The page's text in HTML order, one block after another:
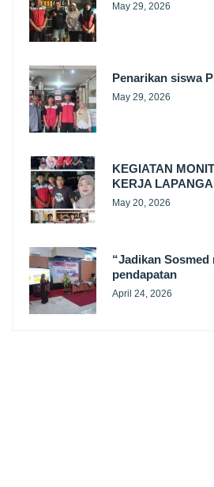
May 29, 2026
Penarikan siswa
May 29, 2026
KEGIATAN
KERJA
May 20, 2026
“Jadikan
pendapatan
April 24, 2026